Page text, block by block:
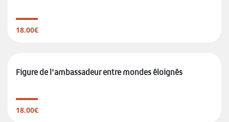
18.00€
Figure de l'ambassadeur entre mondes éloignés
18.00€